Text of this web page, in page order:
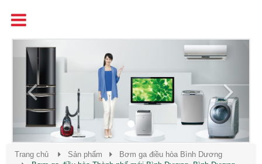
Previous
Trang chủ Sản phẩm
Bơm ga điều hòa Bình Dương